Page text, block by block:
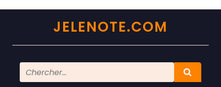
JELENOTE.COM